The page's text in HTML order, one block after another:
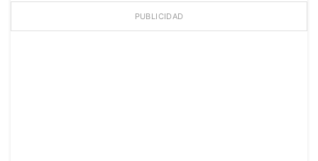
PUBLICIDAD